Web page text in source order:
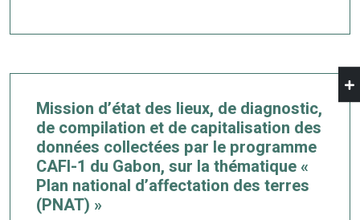
Mission d’état des lieux, de diagnostic,
de compilation et de capitalisation des
données collectées par le programme
CAFI-1 du Gabon, sur la thématique «
Plan national d’affectation des terres
(PNAT) »